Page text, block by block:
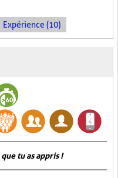
Expérience (10)
tu as appris !